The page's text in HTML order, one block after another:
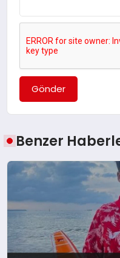
Gönder
Benzer